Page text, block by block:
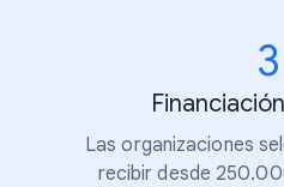
3
Las organizaciones
recibir desde